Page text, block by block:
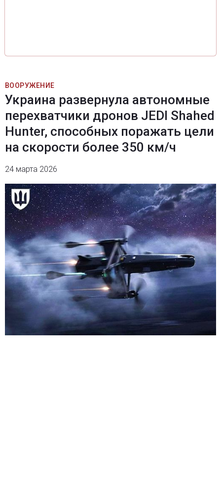
ВООРУЖЕНИЕ
Украина развернула автономные
перехватчики дронов JEDI Shahed
Hunter, способных поражать цели
на скорости более 350 км/ч
24 марта 2026